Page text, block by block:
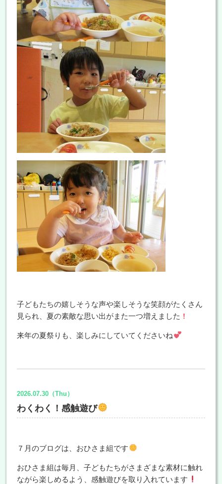
子どもたちの嬉しそうな声や楽しそうな笑顔がたくさん
見られ、夏の素敵な思い出がまた一つ増えました ！
来年の夏祭りも、楽しみにしていてくださいね
2026.07.30（Thu）
わくわく！感触遊び
７月のブログは、おひさま組です
おひさま組は毎月、子どもたちがさまざまな素材に触れ
ながら楽しめるよう、感触遊びを取り入れています